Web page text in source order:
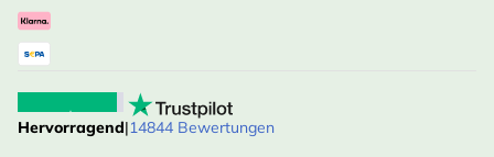
Hervorragend|14844 Bewertungen